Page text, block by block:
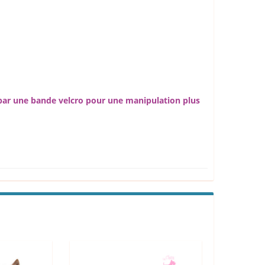
une bande velcro pour une manipulation plus